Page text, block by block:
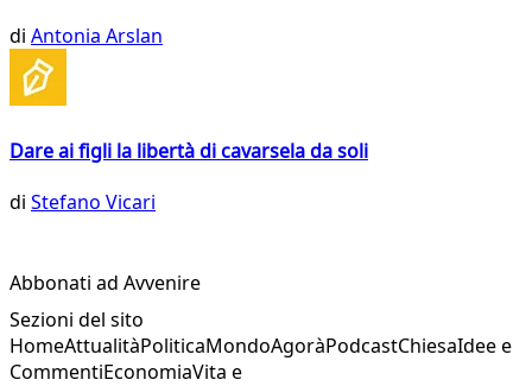
di Antonia Arslan
Dare ai figli la libertà di cavarsela da soli
di Stefano Vicari
Abbonati ad Avvenire
Sezioni del sito
HomeAttualitàPoliticaMondoAgoràPodcastChiesaIdee e
CommentiEconomiaVita e